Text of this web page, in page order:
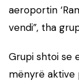
aeroportin
vendi”, tha
Grupi shtoi se
mënyrë